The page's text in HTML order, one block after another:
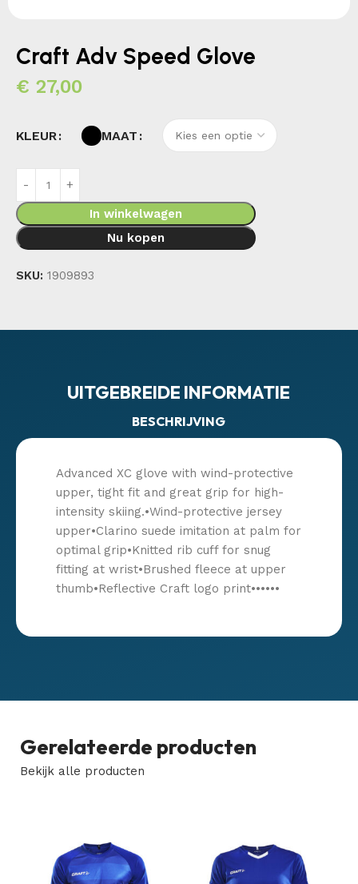
Craft Adv Speed Glove
€ 27,00
KLEUR MAAT
In winkelwagen
Nu kopen
SKU: 1909893
UITGEBREIDE INFORMATIE
BESCHRIJVING
Advanced XC glove with wind-protective
upper, tight fit and great grip for high-
intensity skiing.•Wind-protective jersey
upper•Clarino suede imitation at palm for
optimal grip•Knitted rib cuff for snug
fitting at wrist•Brushed fleece at upper
thumb•Reflective Craft logo print••••••
Gerelateerde producten
Bekijk alle producten